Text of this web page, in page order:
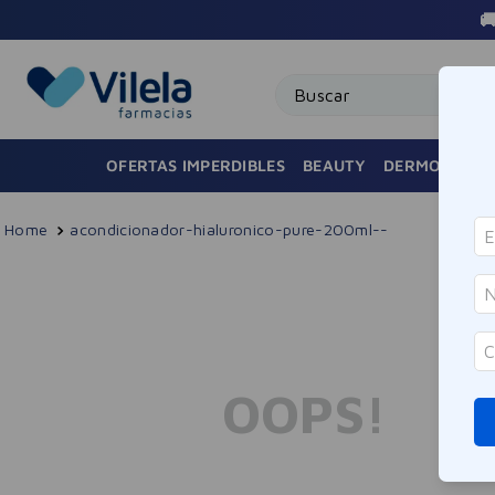
OFERTAS IMPERDIBLES BEAUTY
acondicionador-hialuronico-pure-200ml--
OOPS!